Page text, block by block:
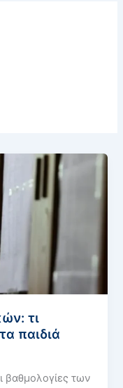
τι
παιδιά
βαθμολογίες των